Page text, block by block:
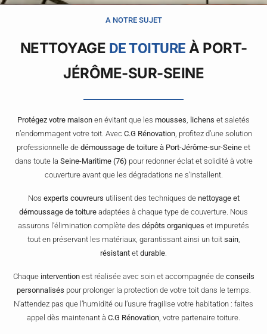
A NOTRE SUJET
NETTOYAGE DE TOITURE À PORT-
JÉRÔME-SUR-SEINE
Protégez votre maison en évitant que les mousses, lichens et saletés
n’endommagent votre toit. Avec C.G Rénovation, profitez d’une solution
professionnelle de démoussage de toiture à Port-Jérôme-sur-Seine et
dans toute la Seine-Maritime (76) pour redonner éclat et solidité à votre
couverture avant que les dégradations ne s’installent.
Nos experts couvreurs utilisent des techniques de nettoyage et
démoussage de toiture adaptées à chaque type de couverture. Nous
assurons l’élimination complète des dépôts organiques et impuretés
tout en préservant les matériaux, garantissant ainsi un toit sain,
résistant et durable.
Chaque interventionest réalisée avec soin et accompagnée de conseils
personnalisés pour prolonger la protection de votre toit dans le temps.
N’attendez pas que l’humidité ou l’usure fragilise votre habitation : faites
appel dès maintenant à C.G Rénovation, votre partenaire toiture.